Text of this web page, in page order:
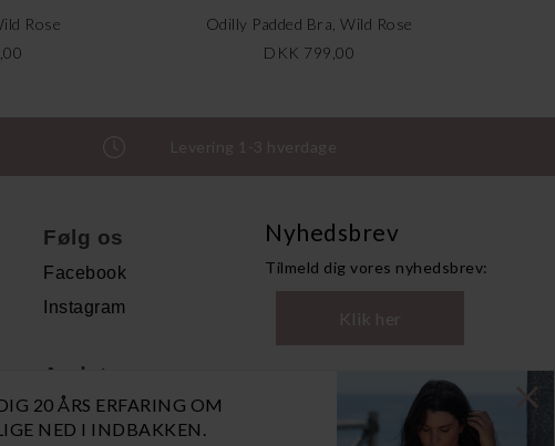
20 ÅRS ERFARING OM
NED I INDBAKKEN.
Rose
Odilly Padded Bra, Wild Rose
DKK 799,00
Levering 1-3 hverdage
Følg os
Facebook
Instagram
Andet
Handelsbetingelser
Nyhedsbrev
Tilmeld dig vores nyhedsbrev:
Klik her